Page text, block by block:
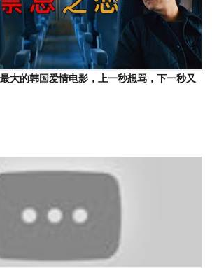
大的韩国爱情电影，上一秒想骂，下一秒又